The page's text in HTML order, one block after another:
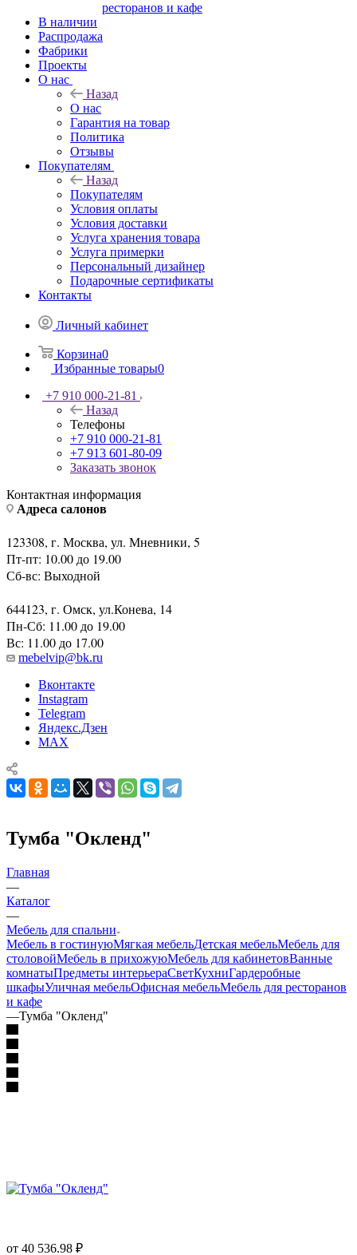
ресторанов и кафе
В наличии
Распродажа
Фабрики
Проекты
О нас
Назад
О нас
Гарантия на товар
Политика
Отзывы
Покупателям
Назад
Покупателям
Условия оплаты
Условия доставки
Услуга хранения товара
Услуга примерки
Персональный дизайнер
Подарочные сертификаты
Контакты
Личный кабинет
Корзина0
Избранные товары0
+7 910 000-21-81
Назад
Телефоны
+7 910 000-21-81
+7 913 601-80-09
Заказать звонок
Контактная информация
Адреса салонов
123308, г. Москва, ул. Мневники, 5
Пт-пт: 10.00 до 19.00
Сб-вс: Выходной
644123, г. Омск, ул.Конева, 14
Пн-Сб: 11.00 до 19.00
Вс: 11.00 до 17.00
mebelvip@bk.ru
Вконтакте
Instagram
Telegram
Яндекс.Дзен
MAX
Тумба "Окленд"
Главная
—
Каталог
—
Мебель для спальни
Мебель в гостинуюМягкая мебельДетская мебельМебель для
столовойМебель в прихожуюМебель для кабинетовВанные
комнатыПредметы интерьераСветКухниГардеробные
шкафыУличная мебельОфисная мебельМебель для ресторанов
и кафе
—Тумба "Окленд"
от 40 536.98 ₽